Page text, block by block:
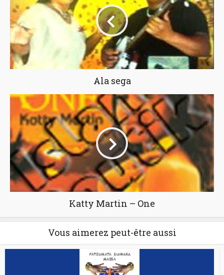
Ala sega
Katty Martin – One
Vous aimerez peut-être aussi